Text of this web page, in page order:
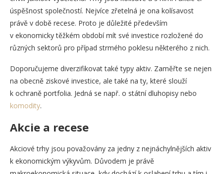
úspěšnost společností. Nejvíce zřetelná je ona kolísavost
právě v době recese. Proto je důležité především
v ekonomicky těžkém období mít své investice rozložené do
různých sektorů pro případ strmého poklesu některého z nich.
Doporučujeme diverzifikovat také typy aktiv. Zaměřte se nejen
na obecně ziskové investice, ale také na ty, které slouží
k ochraně portfolia. Jedná se např. o státní dluhopisy nebo
komodity.
Akcie a recese
Akciové trhy jsou považovány za jedny z nejnáchylnějších aktiv
k ekonomickým výkyvům. Důvodem je právě